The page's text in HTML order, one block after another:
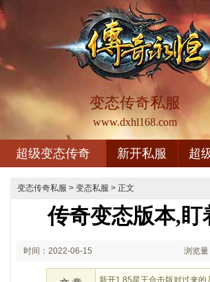
变态传奇私服
www.dxhl168.com
超级变态传奇 新开私服 超
变态传奇私服 > 变态私服 > 正文
传奇变态版本,
时间：2022-06-15 浏览
新开1.85星王合击版对过来